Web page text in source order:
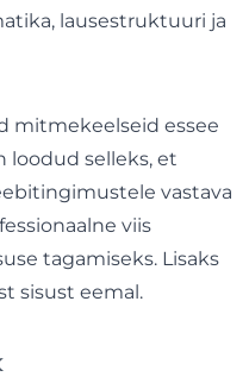
lausestruktuuri ja
mitmekeelseid essee
loodud selleks, et
vastava
viis
tagamiseks. Lisaks
sisust eemal.